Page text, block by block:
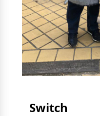
Nos solutions
Le chien guide d’aveugle
La canne blanche
électronique
Le Bemob
FormationSwitch